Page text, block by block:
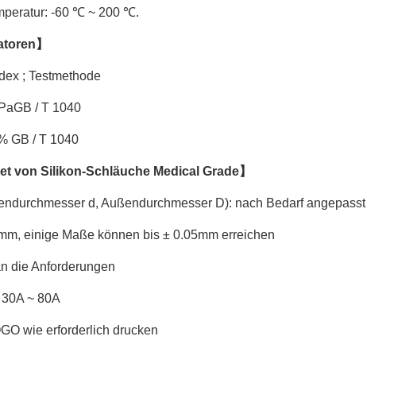
-60 ℃ ~ 200 ℃.
】
; Testmethode
/ T 1040
GB / T 1040
von Silikon-Schläuche Medical Grade】
d, Außendurchmesser D): nach Bedarf angepasst
einige Maße können bis ± 0.05mm erreichen
die Anforderungen
~ 80A
wie erforderlich drucken